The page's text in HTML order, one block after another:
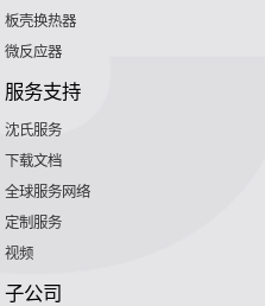
板壳换热器
微反应器
服务支持
沈氏服务
下载文档
全球服务网络
定制服务
视频
子公司